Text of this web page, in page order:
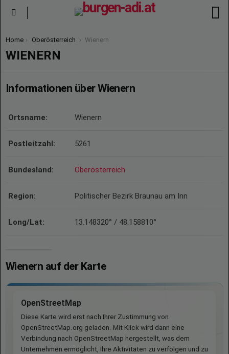
You are here:
Home Oberösterreich Wienern
WIENERN
Informationen über Wienern
Ortsname: Wienern
Postleitzahl: 5261
Bundesland: Oberösterreich
Region: Politischer Bezirk Braunau am Inn
Long/Lat: 13.148320° / 48.158810°
Wienern auf der Karte
OpenStreetMap
Diese Karte wird erst nach Ihrer Zustimmung von
OpenStreetMap.org geladen. Mit Klick wird dann eine
Verbindung nach OpenStreetMap hergestellt, was dem
Unternehmen ermöglicht, Ihre Aktivitäten zu verfolgen und zu